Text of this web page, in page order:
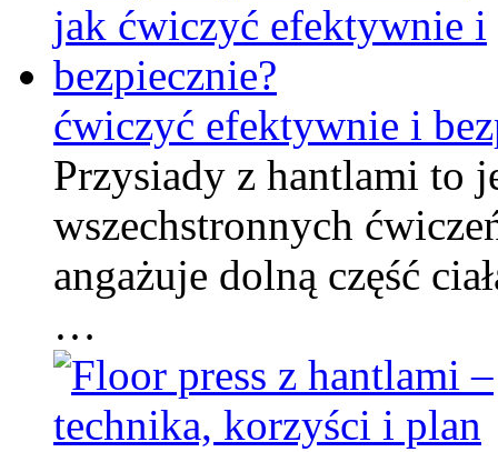
ćwiczyć efektywnie i
Przysiady z hantlami to
wszechstronnych
angażuje dolną część
…